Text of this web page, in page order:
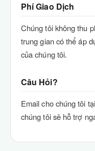
Phí Giao Dịch
Chúng tôi không thu
trung gian có thể áp
của chúng tôi.
Câu Hỏi?
Email cho chúng tôi tại
chúng tôi sẽ hỗ trợ